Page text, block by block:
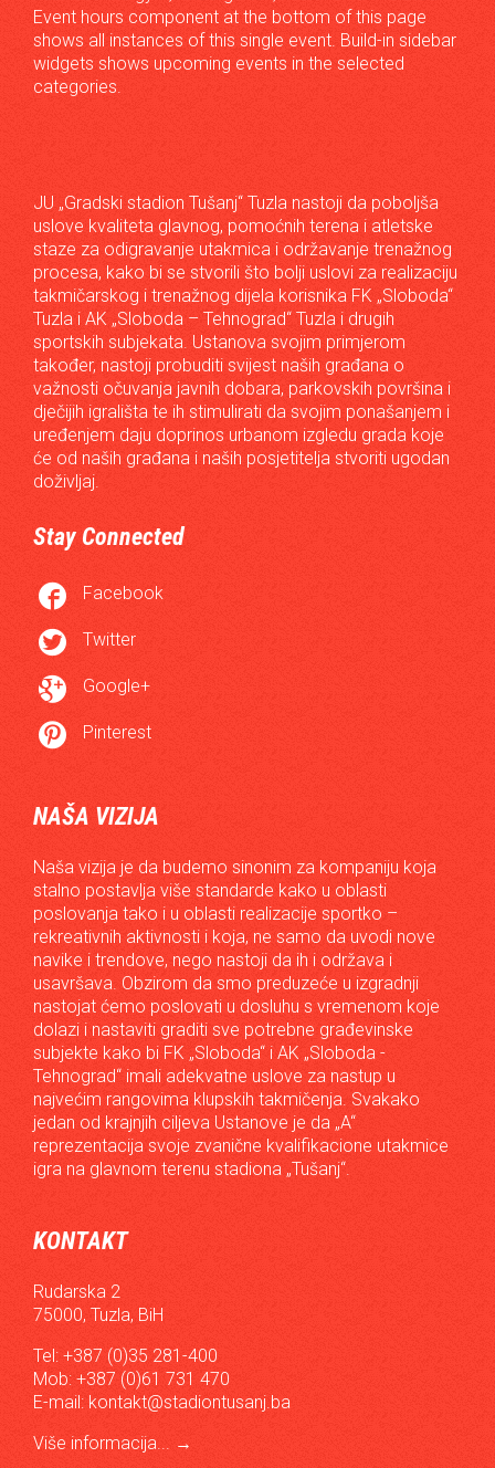
Event hours component at the bottom of this page
shows all instances of this single event. Build-in sidebar
widgets shows upcoming events in the selected
categories.
JU „Gradski stadion Tušanj“ Tuzla nastoji da poboljša
uslove kvaliteta glavnog, pomoćnih terena i atletske
staze za odigravanje utakmica i održavanje trenažnog
procesa, kako bi se stvorili što bolji uslovi za realizaciju
takmičarskog i trenažnog dijela korisnika FK „Sloboda“
Tuzla i AK „Sloboda – Tehnograd“ Tuzla i drugih
sportskih subjekata. Ustanova svojim primjerom
također, nastoji probuditi svijest naših građana o
važnosti očuvanja javnih dobara, parkovskih površina i
dječijih igrališta te ih stimulirati da svojim ponašanjem i
uređenjem daju doprinos urbanom izgledu grada koje
će od naših građana i naših posjetitelja stvoriti ugodan
doživljaj.
Stay Connected
 Facebook
 Twitter
 Google+
 Pinterest
NAŠA VIZIJA
Naša vizija je da budemo sinonim za kompaniju koja
stalno postavlja više standarde kako u oblasti
poslovanja tako i u oblasti realizacije sportko –
rekreativnih aktivnosti i koja, ne samo da uvodi nove
navike i trendove, nego nastoji da ih i održava i
usavršava. Obzirom da smo preduzeće u izgradnji
nastojat ćemo poslovati u dosluhu s vremenom koje
dolazi i nastaviti graditi sve potrebne građevinske
subjekte kako bi FK „Sloboda“ i AK „Sloboda -
Tehnograd“ imali adekvatne uslove za nastup u
najvećim rangovima klupskih takmičenja. Svakako
jedan od krajnjih ciljeva Ustanove je da „A“
reprezentacija svoje zvanične kvalifikacione utakmice
igra na glavnom terenu stadiona „Tušanj“.
KONTAKT
Rudarska 2
75000, Tuzla, BiH
Tel: +387 (0)35 281-400
Mob: +387 (0)61 731 470
E-mail: kontakt@stadiontusanj.ba
Više informacija... →